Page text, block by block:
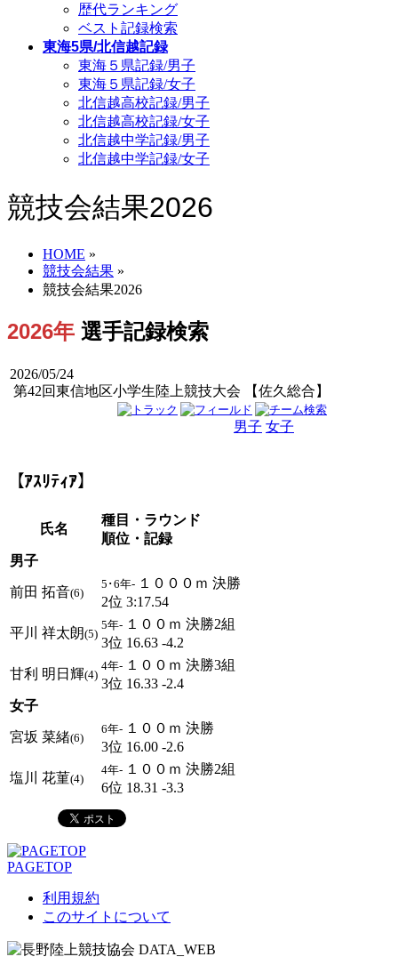
歴代ランキング
ベスト記録検索
東海5県/北信越記録
東海５県記録/男子
東海５県記録/女子
北信越高校記録/男子
北信越高校記録/女子
北信越中学記録/男子
北信越中学記録/女子
競技会結果2026
HOME »
競技会結果 »
競技会結果2026
2026年 選手記録検索
2026/05/24
第42回東信地区小学生陸上競技大会 【佐久総合】
男子 女子
【ｱｽﾘﾃｨｱ】
氏名
種目・ラウンド
順位・記録
男子
前田 拓音(6)
5･6年- １０００ｍ 決勝
2位 3:17.54
平川 祥太朗(5)
5年- １００ｍ 決勝2組
3位 16.63 -4.2
甘利 明日輝(4)
4年- １００ｍ 決勝3組
3位 16.33 -2.4
女子
宮坂 菜緒(6)
6年- １００ｍ 決勝
3位 16.00 -2.6
塩川 花菫(4)
4年- １００ｍ 決勝2組
6位 18.31 -3.3
PAGETOP
利用規約
このサイトについて